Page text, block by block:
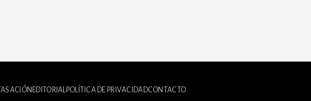
TASACIÓN EDITORIALPOLÍTICA DE PRIVACIDADCONTACTO